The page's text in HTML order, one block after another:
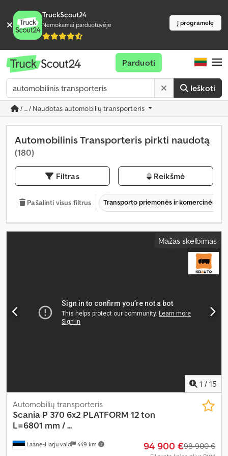
TruckScout24
Nemokamai parduotuvėje Į programėlę
Ieškoti
Parduoti
/ ... / Naudotas automobilių transporteris
Automobilinis Transporteris pirkti naudotą
(180)
Filtras Reikšmė
Pašalinti visus filtrus Transporto priemonės ir komercinės
Mažas skelbimas
1 / 15
Lääne-Harju vald 449 km
Automobilių transporteris
Scania P 370 6x2 PLATFORM 12 ton
L=6801 mm / ...
94 900 €98 900 €